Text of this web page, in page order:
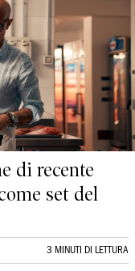
di recente
set del
3 MINUTI DI LETTURA